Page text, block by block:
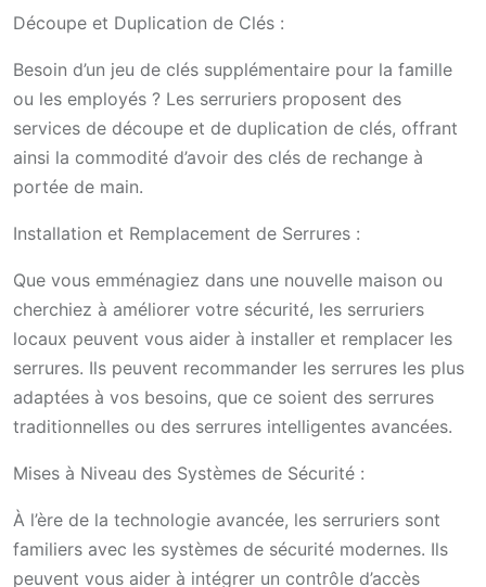
Découpe et Duplication de Clés :
Besoin d’un jeu de clés supplémentaire pour la famille
ou les employés ? Les serruriers proposent des
services de découpe et de duplication de clés, offrant
ainsi la commodité d’avoir des clés de rechange à
portée de main.
Installation et Remplacement de Serrures :
Que vous emménagiez dans une nouvelle maison ou
cherchiez à améliorer votre sécurité, les serruriers
locaux peuvent vous aider à installer et remplacer les
serrures. Ils peuvent recommander les serrures les plus
adaptées à vos besoins, que ce soient des serrures
traditionnelles ou des serrures intelligentes avancées.
Mises à Niveau des Systèmes de Sécurité :
À l’ère de la technologie avancée, les serruriers sont
familiers avec les systèmes de sécurité modernes. Ils
peuvent vous aider à intégrer un contrôle d’accès